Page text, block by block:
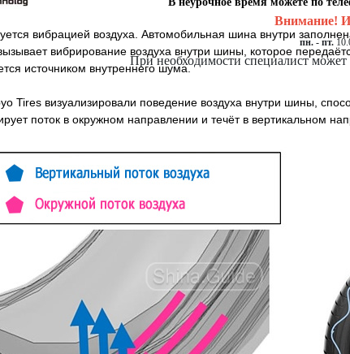
вибрацией воздуха. Автомобильная шина внутри
вибрирование воздуха внутри шины, которое
источником внутреннего шума.
Tires визуализировали поведение воздуха внутри шины,
поток в окружном направлении и течёт в вертикальном
Внимание!
пн. - пт.
При необходимости специалист